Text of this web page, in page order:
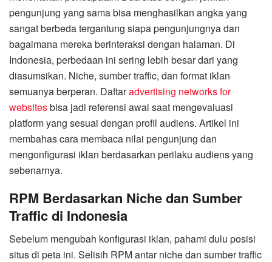
pengunjung yang sama bisa menghasilkan angka yang
sangat berbeda tergantung siapa pengunjungnya dan
bagaimana mereka berinteraksi dengan halaman. Di
Indonesia, perbedaan ini sering lebih besar dari yang
diasumsikan. Niche, sumber traffic, dan format iklan
semuanya berperan. Daftaradvertising networks for
websitesbisa jadi referensi awal saat mengevaluasi
platform yang sesuai dengan profil audiens. Artikel ini
membahas cara membaca nilai pengunjung dan
mengonfigurasi iklan berdasarkan perilaku audiens yang
sebenarnya.
RPM Berdasarkan Niche dan Sumber
Traffic di Indonesia
Sebelum mengubah konfigurasi iklan, pahami dulu posisi
situs di peta ini. Selisih RPM antar niche dan sumber traffic